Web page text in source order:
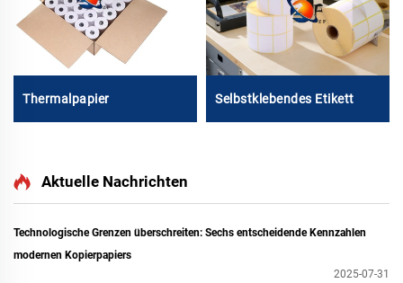
Thermalpapier Selbstklebendes Etikett
Aktuelle Nachrichten
Technologische Grenzen überschreiten: Sechs entscheidende Kennzahlen
modernen Kopierpapiers
2025-07-31